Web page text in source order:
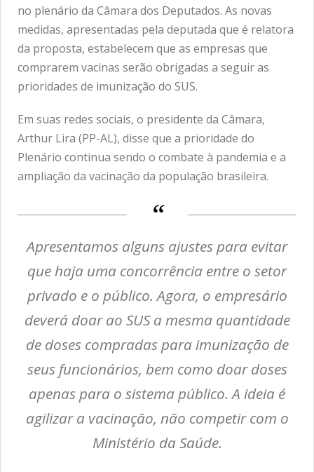
no plenário da Câmara dos Deputados. As novas
medidas, apresentadas pela deputada que é relatora
da proposta, estabelecem que as empresas que
comprarem vacinas serão obrigadas a seguir as
prioridades de imunização do SUS.
Em suas redes sociais, o presidente da Câmara,
Arthur Lira (PP-AL), disse que a prioridade do
Plenário continua sendo o combate à pandemia e a
ampliação da vacinação da população brasileira.
Apresentamos alguns ajustes para evitar
que haja uma concorrência entre o setor
privado e o público. Agora, o empresário
deverá doar ao SUS a mesma quantidade
de doses compradas para imunização de
seus funcionários, bem como doar doses
apenas para o sistema público. A ideia é
agilizar a vacinação, não competir com o
Ministério da Saúde.